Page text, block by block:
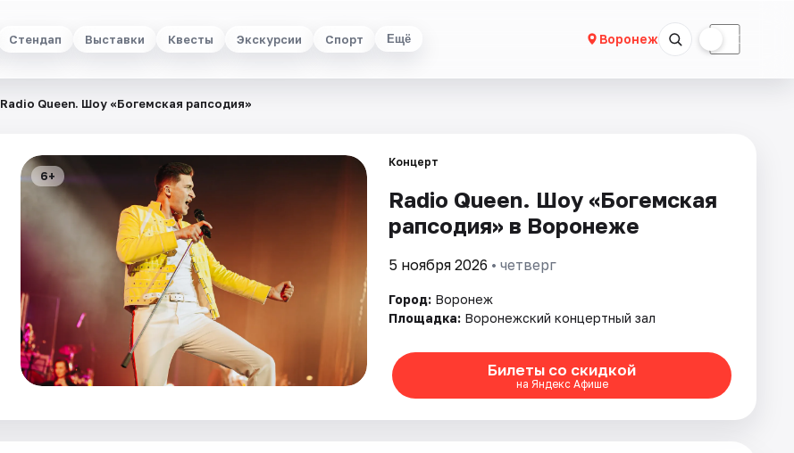
Стендап Выставки Квесты Экскурсии Спорт Ещё Воронеж ☾
Radio Queen. Шоу «Богемская рапсодия»
6+
Концерт
Radio Queen. Шоу «Богемская
рапсодия» в Воронеже
5 ноября 2026 • четверг
Город: Воронеж
Площадка: Воронежский концертный зал
Билеты со скидкой
на Яндекс Афише